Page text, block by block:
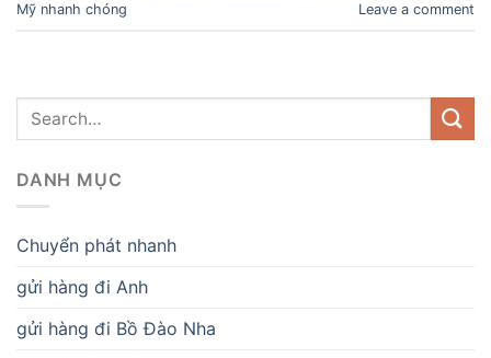
Mỹ nhanh chóng
Leave a comment
DANH MỤC
Chuyển phát nhanh
gửi hàng đi Anh
gửi hàng đi Bồ Đào Nha